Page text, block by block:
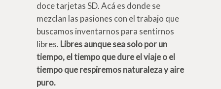
doce tarjetas SD. Acá es donde se
mezclan las pasiones con el trabajo que
buscamos inventarnos para sentirnos
libres. Libres aunque sea solo por un
tiempo, el tiempo que dure el viaje o el
tiempo que respiremos naturaleza y aire
puro.